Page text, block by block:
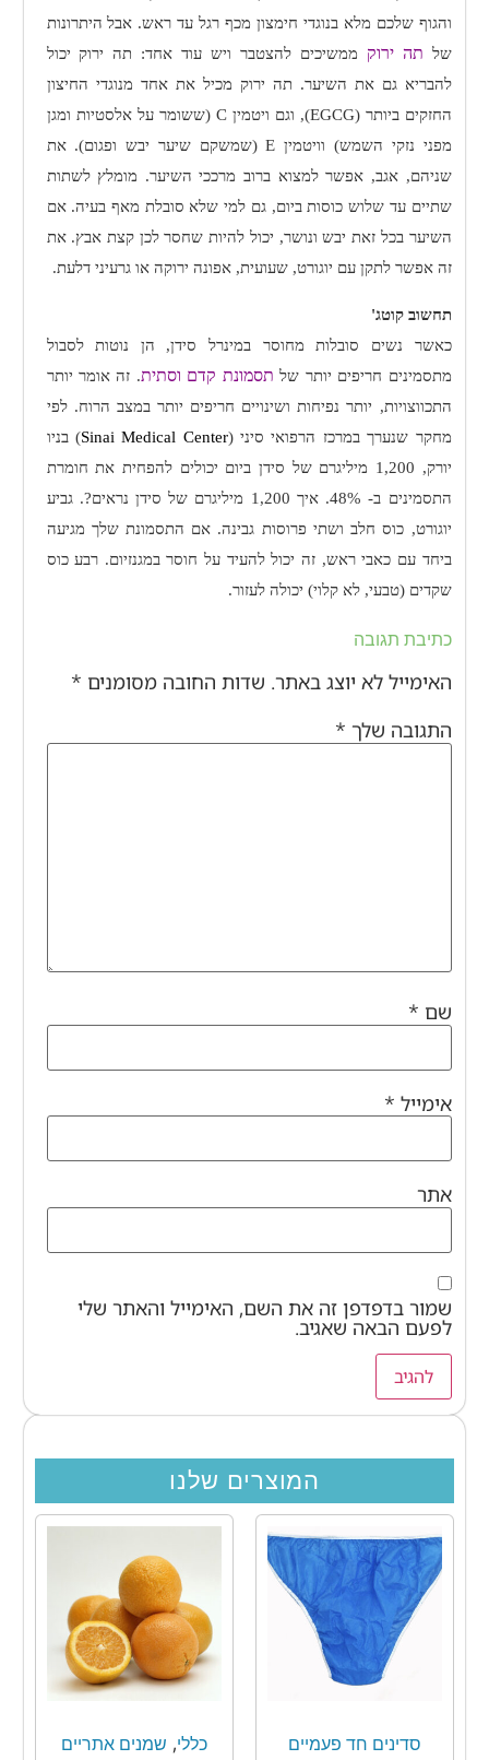
המוצרים שלנו
סדינים חד פעמיים כללי, שמנים אתריים
והגוף שלכם מלא בנוגדי חימצון מכף רגל עד ראש. אבל היתרונות
של תה ירוק ממשיכים להצטבר ויש עוד אחד: תה ירוק יכול
להבריא גם את השיער. תה ירוק מכיל את אחד מנוגדי החיצון
החזקים ביותר (EGCG), וגם ויטמיןC (ששומר על אלסטיות ומגן
מפני נזקי השמש) וויטמין E(שמשקם שיער יבש ופגום). את
שניהם, אגב, אפשר למצוא ברוב מרככי השיער. מומלץ לשתות
שתיים עד שלוש כוסות ביום, גם למי שלא סובלת מאף בעיה. אם
השיער בכל זאת יבש ונושר, יכול להיות שחסר לכן קצת אבץ. את
זה אפשר לתקן עם יוגורט, שעועית, אפונה ירוקה או גרעיני דלעת.
תחשוב קוטג'
כאשר נשים סובלות מחוסר במינרל סידן, הן נוטות לסבול
מתסמינים חריפים יותר של תסמונת קדם וסתית. זה אומר יותר
התכווצויות, יותר נפיחות ושינויים חריפים יותר במצב הרוח. לפי
מחקר שנערך במרכז הרפואי סיני (Sinai Medical Center) בניו
יורק, 1,200 מיליגרם של סידן ביום יכולים להפחית את חומרת
התסמינים ב- 48%. איך 1,200 מיליגרם של סידן נראים?. גביע
יוגורט, כוס חלב ושתי פרוסות גבינה. אם התסמונת שלך מגיעה
ביחד עם כאבי ראש, זה יכול להעיד על חוסר במגנזיום. רבע כוס
שקדים (טבעי, לא קלוי) יכולה לעזור.
כתיבת תגובה
האימייל לא יוצג באתר. שדות החובה מסומנים *
התגובה שלך *
שם *
אימייל *
אתר
שמור בדפדפן זה את השם, האימייל והאתר שלי
לפעם הבאה שאגיב.